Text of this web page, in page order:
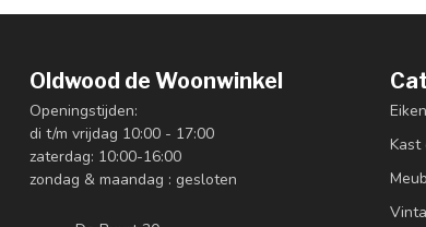
Oldwood de Woonwinkel
Openingstijden:
di t/m vrijdag 10:00 - 17:00
zaterdag: 10:00-16:00
zondag & maandag : gesloten
Kast